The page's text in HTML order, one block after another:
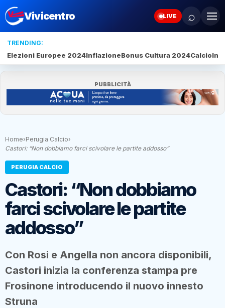
Vivicentro LIVE ⌕
TRENDING:
Elezioni Europee 2024InflazioneBonus Cultura 2024Calcio
PUBBLICITÀ
Home›Perugia Calcio›
Castori: “Non dobbiamo farci scivolare le partite addosso”
PERUGIA CALCIO
Castori: “Non dobbiamo
farci scivolare le partite
addosso”
Con Rosi e Angella non ancora disponibili,
Castori inizia la conferenza stampa pre
Frosinone introducendo il nuovo innesto
Struna